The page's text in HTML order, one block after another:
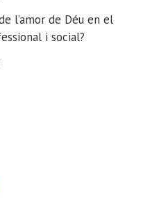
l’amor de Déu en el
i social?